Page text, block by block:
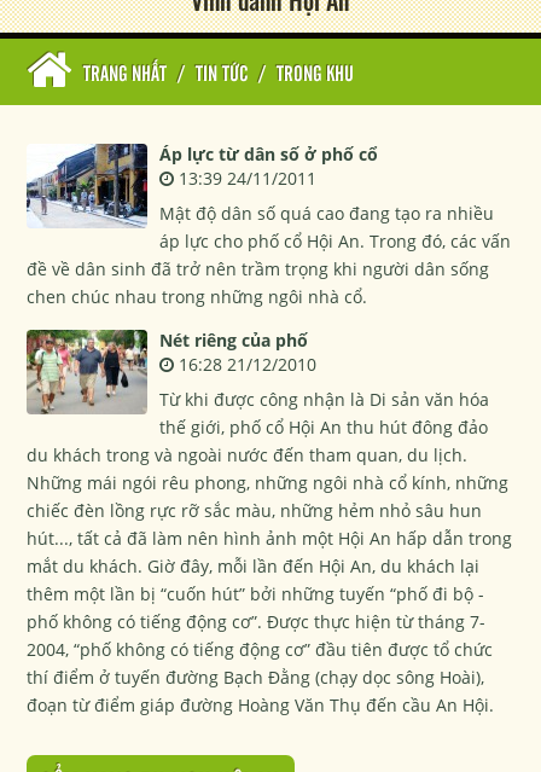
TRANG NHẤT / TIN TỨC / TRONG KHU
Áp lực từ dân số ở phố cổ
13:39 24/11/2011
Mật độ dân số quá cao đang tạo ra nhiều
áp lực cho phố cổ Hội An. Trong đó, các vấn
đề về dân sinh đã trở nên trầm trọng khi người dân sống
chen chúc nhau trong những ngôi nhà cổ.
Nét riêng của phố
16:28 21/12/2010
Từ khi được công nhận là Di sản văn hóa
thế giới, phố cổ Hội An thu hút đông đảo
du khách trong và ngoài nước đến tham quan, du lịch.
Những mái ngói rêu phong, những ngôi nhà cổ kính, những
chiếc đèn lồng rực rỡ sắc màu, những hẻm nhỏ sâu hun
hút..., tất cả đã làm nên hình ảnh một Hội An hấp dẫn trong
mắt du khách. Giờ đây, mỗi lần đến Hội An, du khách lại
thêm một lần bị “cuốn hút” bởi những tuyến “phố đi bộ -
phố không có tiếng động cơ”. Được thực hiện từ tháng 7-
2004, “phố không có tiếng động cơ” đầu tiên được tổ chức
thí điểm ở tuyến đường Bạch Đằng (chạy dọc sông Hoài),
đoạn từ điểm giáp đường Hoàng Văn Thụ đến cầu An Hội.